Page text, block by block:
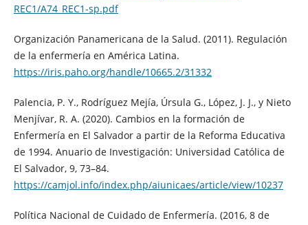
REC1/A74_REC1-sp.pdf
Organización Panamericana de la Salud. (2011). Regulación
de la enfermería en América Latina.
https://iris.paho.org/handle/10665.2/31332
Palencia, P. Y., Rodríguez Mejía, Úrsula G., López, J. J., y Nieto
Menjívar, R. A. (2020). Cambios en la formación de
Enfermería en El Salvador a partir de la Reforma Educativa
de 1994. Anuario de Investigación: Universidad Católica de
El Salvador, 9, 73–84.
https://camjol.info/index.php/aiunicaes/article/view/10237
Política Nacional de Cuidado de Enfermería. (2016, 8 de